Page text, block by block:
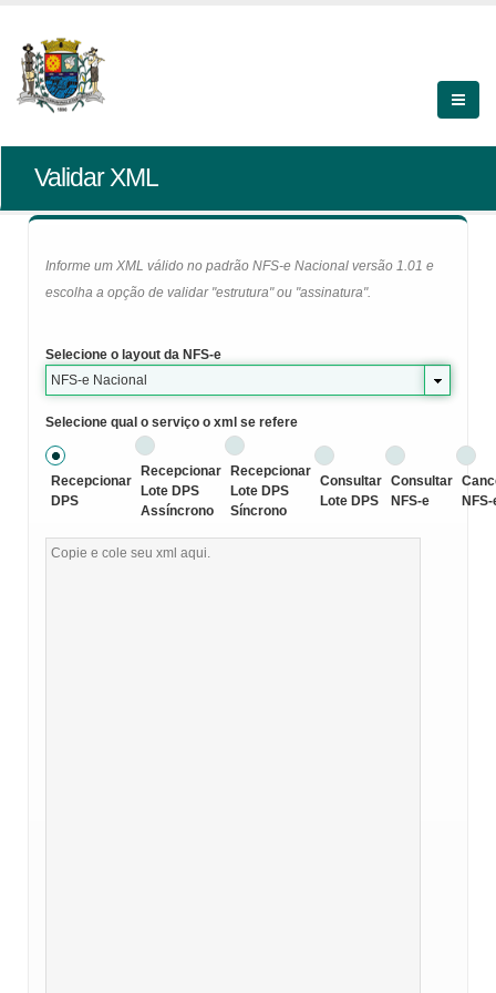
Validar XML
Informe um XML válido no padrão NFS-e Nacional versão 1.01 e
escolha a opção de validar "estrutura" ou "assinatura".
Selecione o layout da NFS-e
NFS-e Nacional
Selecione qual o serviço o xml se refere
Recepcionar
DPS
Recepcionar
Lote DPS
Assíncrono
Recepcionar
Lote DPS
Síncrono
Consultar
Lote DPS
Consultar
NFS-e
NFS-